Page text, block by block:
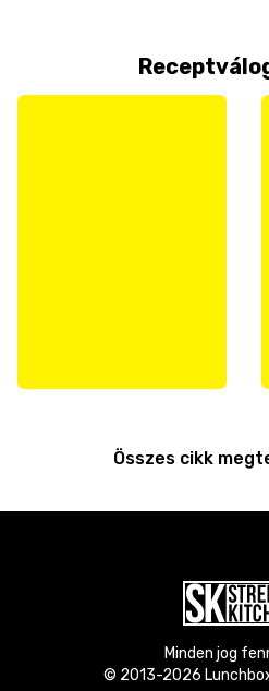
Összes cikk
Minden jog
© 2013-2026